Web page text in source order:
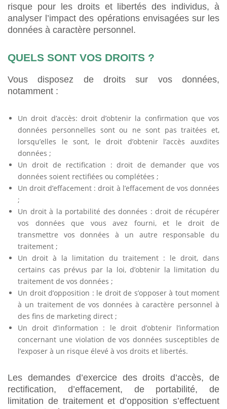
risque pour les droits et libertés des individus, à
analyser l’impact des opérations envisagées sur les
données à caractère personnel.
QUELS SONT VOS DROITS ?
Vous disposez de droits sur vos données,
notamment :
Un droit d’accès: droit d’obtenir la confirmation que vos
données personnelles sont ou ne sont pas traitées et,
lorsqu’elles le sont, le droit d’obtenir l’accès auxdites
données ;
Un droit de rectification : droit de demander que vos
données soient rectifiées ou complétées ;
Un droit d’effacement : droit à l’effacement de vos données
;
Un droit à la portabilité des données : droit de récupérer
vos données que vous avez fourni, et le droit de
transmettre vos données à un autre responsable du
traitement ;
Un droit à la limitation du traitement : le droit, dans
certains cas prévus par la loi, d’obtenir la limitation du
traitement de vos données ;
Un droit d’opposition : le droit de s’opposer à tout moment
à un traitement de vos données à caractère personnel à
des fins de marketing direct ;
Un droit d’information : le droit d’obtenir l’information
concernant une violation de vos données susceptibles de
l’exposer à un risque élevé à vos droits et libertés.
Les demandes d’exercice des droits d’accès, de
rectification, d’effacement, de portabilité, de
limitation de traitement et d’opposition s’effectuent